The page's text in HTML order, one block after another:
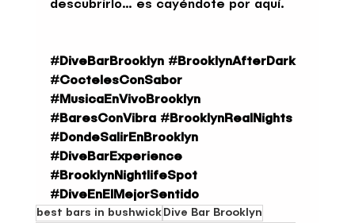
descubrirlo… es cayéndote por aquí.
#DiveBarBrooklyn #BrooklynAfterDark
#CoctelesConSabor
#MusicaEnVivoBrooklyn
#BaresConVibra #BrooklynRealNights
#DondeSalirEnBrooklyn
#DiveBarExperience
#BrooklynNightlifeSpot
#DiveEnElMejorSentido
best bars in bushwick Dive Bar Brooklyn